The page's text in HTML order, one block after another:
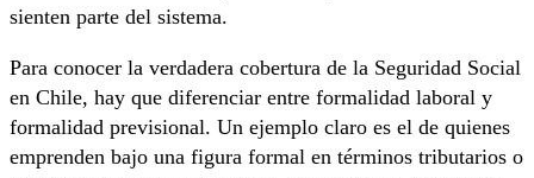
sienten parte del sistema.
Para conocer la verdadera cobertura de la Seguridad Social
en Chile, hay que diferenciar entre formalidad laboral y
formalidad previsional. Un ejemplo claro es el de quienes
emprenden bajo una figura formal en términos tributarios o